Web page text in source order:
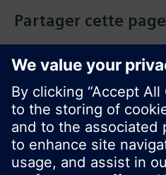
Partager cette page